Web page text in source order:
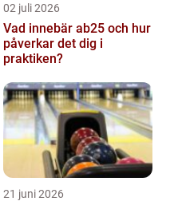
02 juli 2026
Vad innebär ab25 och hur
påverkar det dig i
praktiken?
21 juni 2026